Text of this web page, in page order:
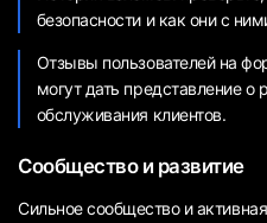
безопасности и как они с
Отзывы пользователей на
могут дать представление о
обслуживания клиентов.
Сообщество и развитие
Сильное сообщество и